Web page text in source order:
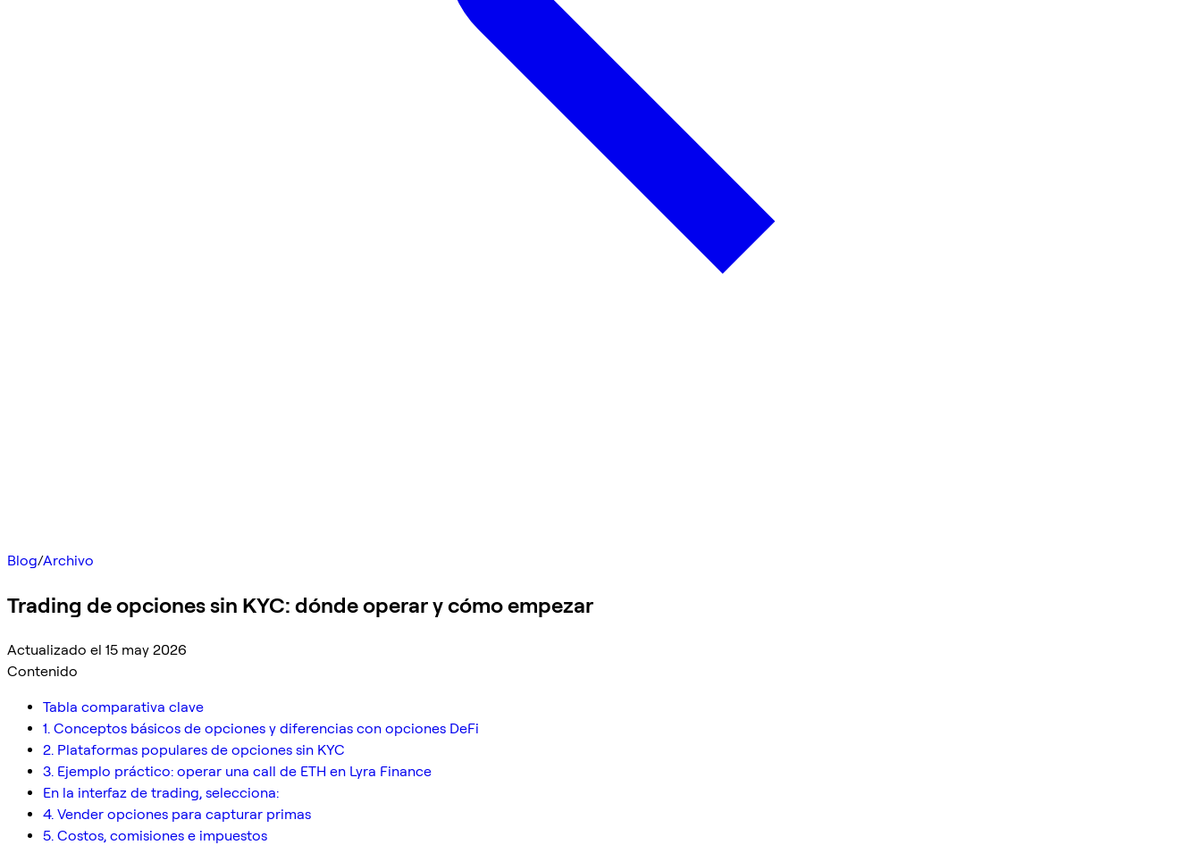
Blog/Archivo
Trading de opciones sin KYC: dónde operar y cómo empezar
Actualizado el 15 may 2026
Contenido
Tabla comparativa clave
1. Conceptos básicos de opciones y diferencias con opciones DeFi
2. Plataformas populares de opciones sin KYC
3. Ejemplo práctico: operar una call de ETH en Lyra Finance
En la interfaz de trading, selecciona:
4. Vender opciones para capturar primas
5. Costos, comisiones e impuestos